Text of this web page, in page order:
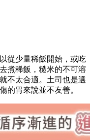
從少量稀飯開始，或吃
煮稀飯，糙米的不可溶
不太合適。土司也是選
的胃來說並不友善。